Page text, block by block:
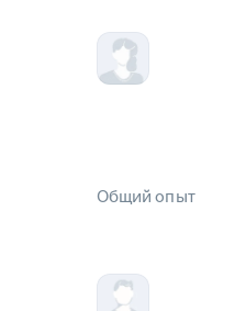
Общий опыт